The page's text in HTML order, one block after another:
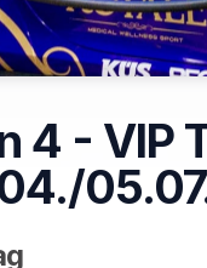
4 - VIP